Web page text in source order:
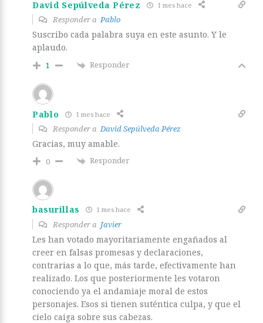
David Sepúlveda Pérez 1 mes hace
Responder aPablo
Suscribo cada palabra suya en este asunto. Y le
aplaudo.
1 Responder
Pablo 1 mes hace
Responder aDavid Sepúlveda Pérez
Gracias, muy amable.
0 Responder
basurillas 1 mes hace
Responder a Javier
Les han votado mayoritariamente engañados al
creer en falsas promesas y declaraciones,
contrarias a lo que, más tarde, efectivamente han
realizado. Los que posteriormente les votaron
conociendo ya el andamiaje moral de estos
personajes. Esos si tienen suténtica culpa, y que el
cielo caiga sobre sus cabezas.